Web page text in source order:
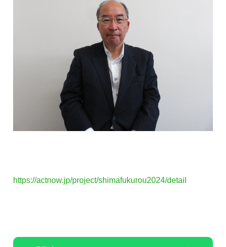
https://actnow.jp/project/shimafukurou2024/detail